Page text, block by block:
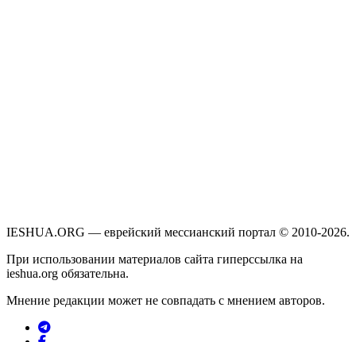
IESHUA.ORG — еврейский мессианский портал © 2010-2026.
При использовании материалов сайта гиперссылка на
ieshua.org обязательна.
Мнение редакции может не совпадать с мнением авторов.